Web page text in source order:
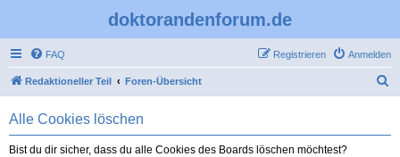
doktorandenforum.de
FAQ Anmelden
Registrieren
Redaktioneller Teil Foren-Übersicht
Alle Cookies löschen
Bist du dir sicher, dass du alle Cookies des Boards löschen möchtest?